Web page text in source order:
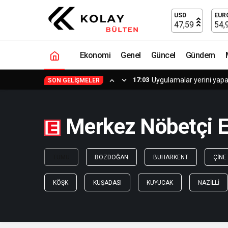
USD
47,59
Ekonomi Genel Güncel Gündem
SON GELIŞMELER 17:03 Uygulamalar yerini
Merkez Nöbetçi
BOZDOĞAN BUHARKENT ÇINE
KÖŞK KUŞADASI KUYUCAK NAZILLI